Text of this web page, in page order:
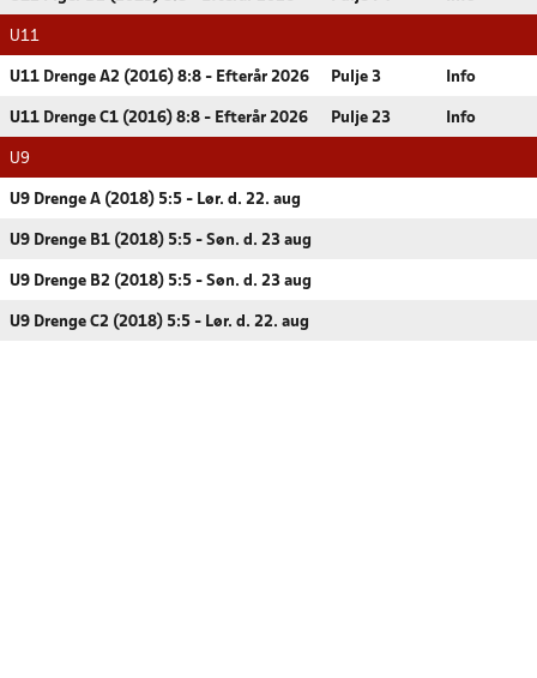
U11
U11 Drenge A2 (2016) 8:8 - Efterår 2026 Pulje 3 Info
U11 Drenge C1 (2016) 8:8 - Efterår 2026 Pulje 23 Info
U9
U9 Drenge A (2018) 5:5 - Lør. d. 22. aug
U9 Drenge B1 (2018) 5:5 - Søn. d. 23 aug
U9 Drenge B2 (2018) 5:5 - Søn. d. 23 aug
U9 Drenge C2 (2018) 5:5 - Lør. d. 22. aug